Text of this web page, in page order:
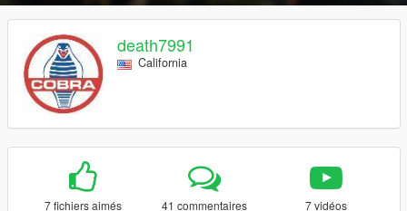
death7991
California
7 fichiers aimés 41 commentaires 7 vidéos